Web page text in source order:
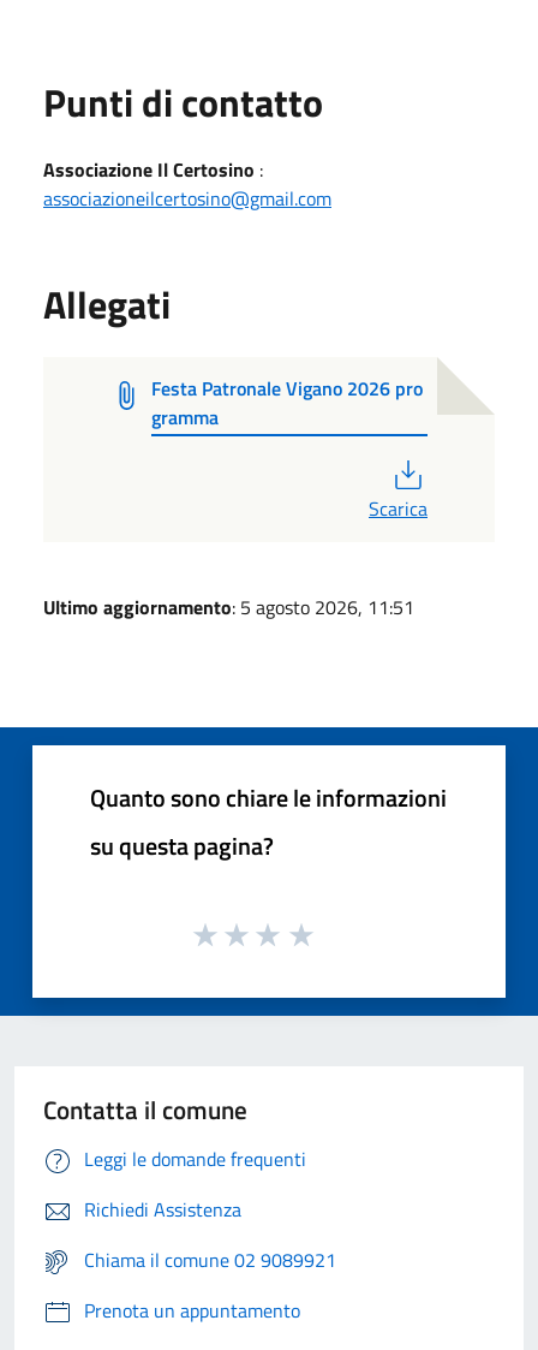
Punti di contatto
Associazione Il Certosino :
associazioneilcertosino@gmail.com
Allegati
Festa Patronale Vigano 2026 pro
gramma
Scarica
Ultimo aggiornamento: 5 agosto 2026, 11:51
Quanto sono chiare le informazioni
su questa pagina?
Contatta il comune
Leggi le domande frequenti
Richiedi Assistenza
Chiama il comune 02 9089921
Prenota un appuntamento